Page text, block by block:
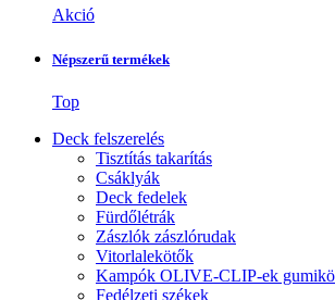
Akció
Népszerű termékek
Top
Deck felszerelés
Tisztítás takarítás
Csáklyák
Deck fedelek
Fürdőlétrák
Zászlók zászlórudak
Vitorlalekötők
Kampók OLIVE-CLIP-ek
Fedélzeti székek